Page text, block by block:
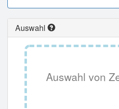
Auswahl
Auswahl von